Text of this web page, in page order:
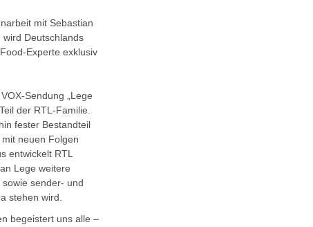
mit Sebastian
Deutschlands
Experte exklusiv
Sendung „Lege
der RTL-Familie.
fester Bestandteil
neuen Folgen
entwickelt RTL
Lege weitere
sender- und
stehen wird.
begeistert uns alle –